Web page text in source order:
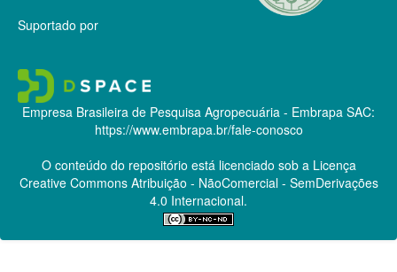
Suportado por
Empresa Brasileira de Pesquisa Agropecuária - Embrapa SAC:
https://www.embrapa.br/fale-conosco
O conteúdo do repositório está licenciado sob a Licença
Creative CommonsAtribuição - NãoComercial - SemDerivações
4.0 Internacional.